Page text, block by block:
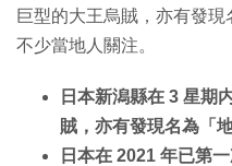
巨型的大王烏賊，亦有發
不少當地人關注。
日本新潟縣在 3 星期
賊，亦有發現名為「
日本在 2021 年已第